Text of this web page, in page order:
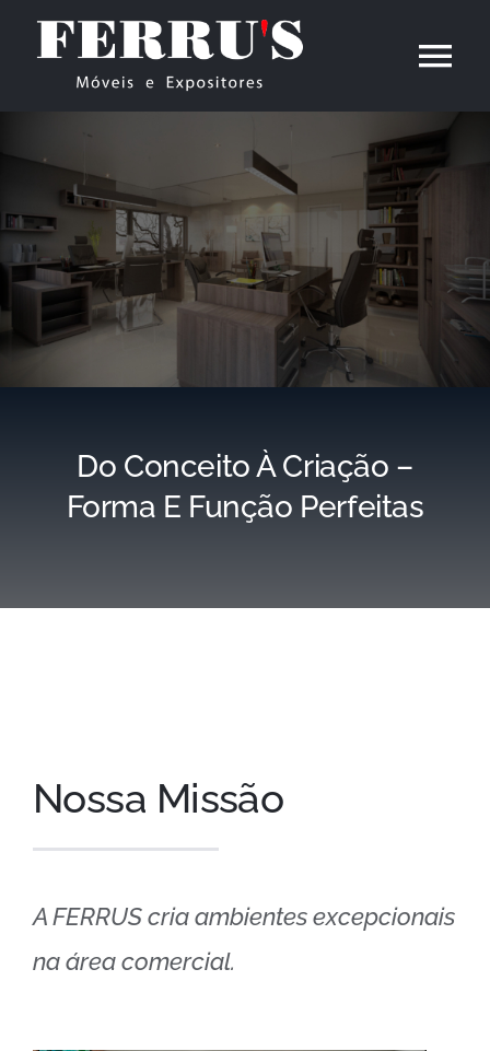
Empresa
Móveis para Escritório
Expositores
Do Conceito À Criação –
Forma E Função Perfeitas
Nossa Missão
A FERRUS cria ambientes excepcionais
na área comercial.